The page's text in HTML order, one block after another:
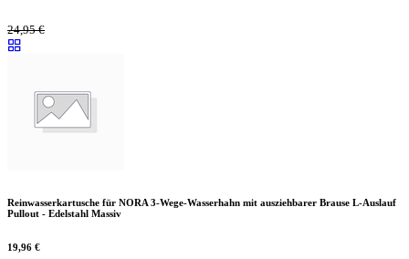
24,95€
Reinwasserkartusche für NORA 3-Wege-Wasserhahn mit ausziehbarer Brause L-Auslauf
Pullout - Edelstahl Massiv
19,96 €